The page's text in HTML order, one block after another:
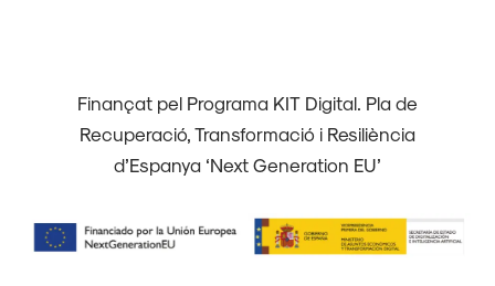
Finançat pel Programa KIT Digital. Pla de
Recuperació, Transformació i Resiliència
d’Espanya ‘Next Generation EU’